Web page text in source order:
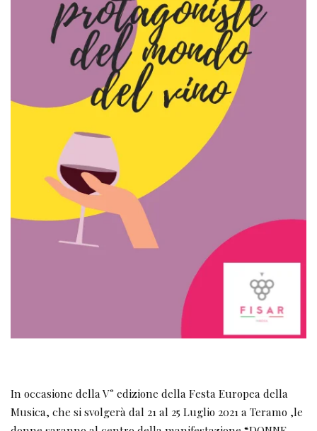
In occasione della V° edizione della Festa Europea della
Musica, che si svolgerà dal 21 al 25 Luglio 2021 a Teramo ,le